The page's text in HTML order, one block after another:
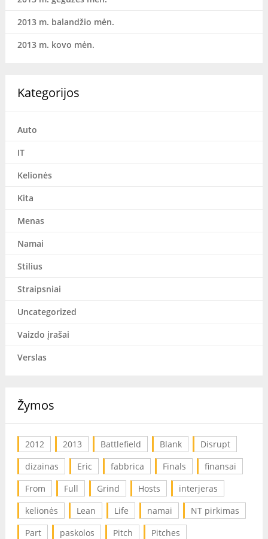
2013 m. balandžio mėn.
2013 m. kovo mėn.
Kategorijos
Auto
IT
Kelionės
Kita
Menas
Namai
Stilius
Straipsniai
Uncategorized
Vaizdo įrašai
Verslas
Žymos
2012 2013 Battlefield Blank
Disrupt
dizainas
Eric fabbrica Finals
finansai
From
Full Grind Hosts
interjeras
kelionės
Lean Life namai
NT pirkimas
Part
paskolos Pitch Pitches